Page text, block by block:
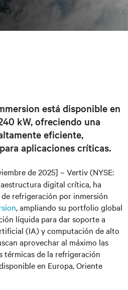
está disponible en
kW, ofreciendo una
eficiente,
aplicaciones críticas.
de 2025] – Vertiv (NYSE:
digital crítica, ha
refrigeración por inmersión
, ampliando su portfolio global
líquida para dar soporte a
(IA) y computación de alto
aprovechar al máximo las
térmicas de la refrigeración
en Europa, Oriente